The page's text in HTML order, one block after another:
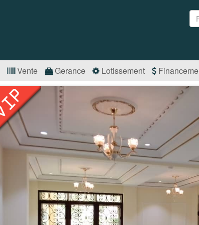
Vente Gerance Lotissement